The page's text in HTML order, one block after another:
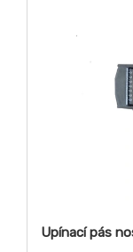
Upínací pás